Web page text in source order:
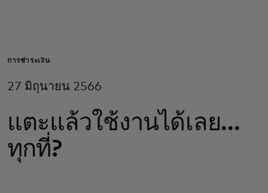
สำหรับธุรกิจ
เพื่อโลก
สำหรับผู้สร้างนวัตกรรม
การชำระเงิน
27 มิถุนายน 2566
แตะแล้วใช้งานได้เลย…
ทุกที่?